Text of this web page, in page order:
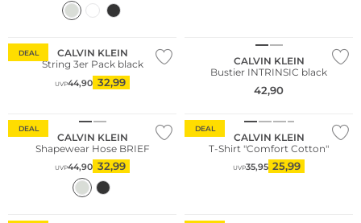
DEAL
CALVIN KLEIN
String 3er Pack black
UVP44,90 32,99
CALVIN KLEIN
Bustier INTRINSIC black
42,90
DEAL
CALVIN KLEIN
Shapewear Hose BRIEF
UVP44,90 32,99
DEAL
CALVIN KLEIN
T-Shirt "Comfort Cotton"
UVP35,95 25,99